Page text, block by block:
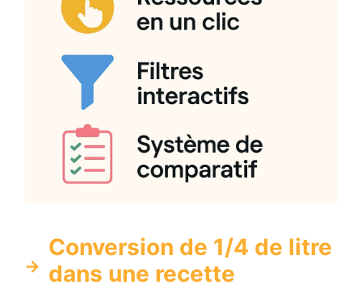
Conversion de 1/4 de litre
dans une recette